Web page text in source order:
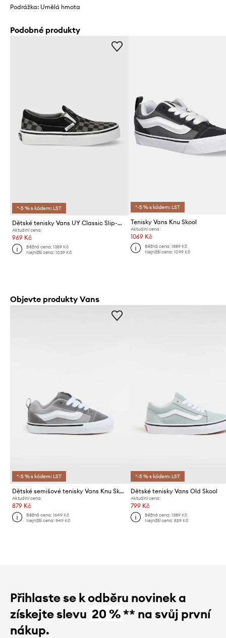
Podrážka: Umělá hmota
Podobné produkty
*-5 % s kódem: LST
Dětské tenisky Vans UY Classic Slip-On VN000ZBUEO01
Aktuální cena:
969 Kč
Běžná cena:1389 Kč
Nejnižší cena:1039 Kč
*-5 % s kódem: LST
Tenisky Vans Knu Skool
Aktuální cena:
1069 Kč
Běžná cena: 1889 Kč
Nejnižší cena: 1099 Kč
Objevte produkty Vans
*-5 % s kódem: LST
Dětské semišové tenisky Vans Knu Skool
Aktuální cena:
879 Kč
Běžná cena:1649 Kč
Nejnižší cena:949 Kč
*-5 % s kódem: LST
Dětské tenisky Vans Old Skool
Aktuální cena:
799 Kč
Běžná cena: 1389 Kč
Nejnižší cena: 829 Kč
Přihlaste se k odběru novinek a
získejte slevu 20 %** na svůj první
nákup.